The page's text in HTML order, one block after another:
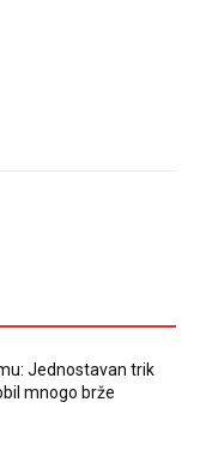
Jednostavan trik
mnogo brže